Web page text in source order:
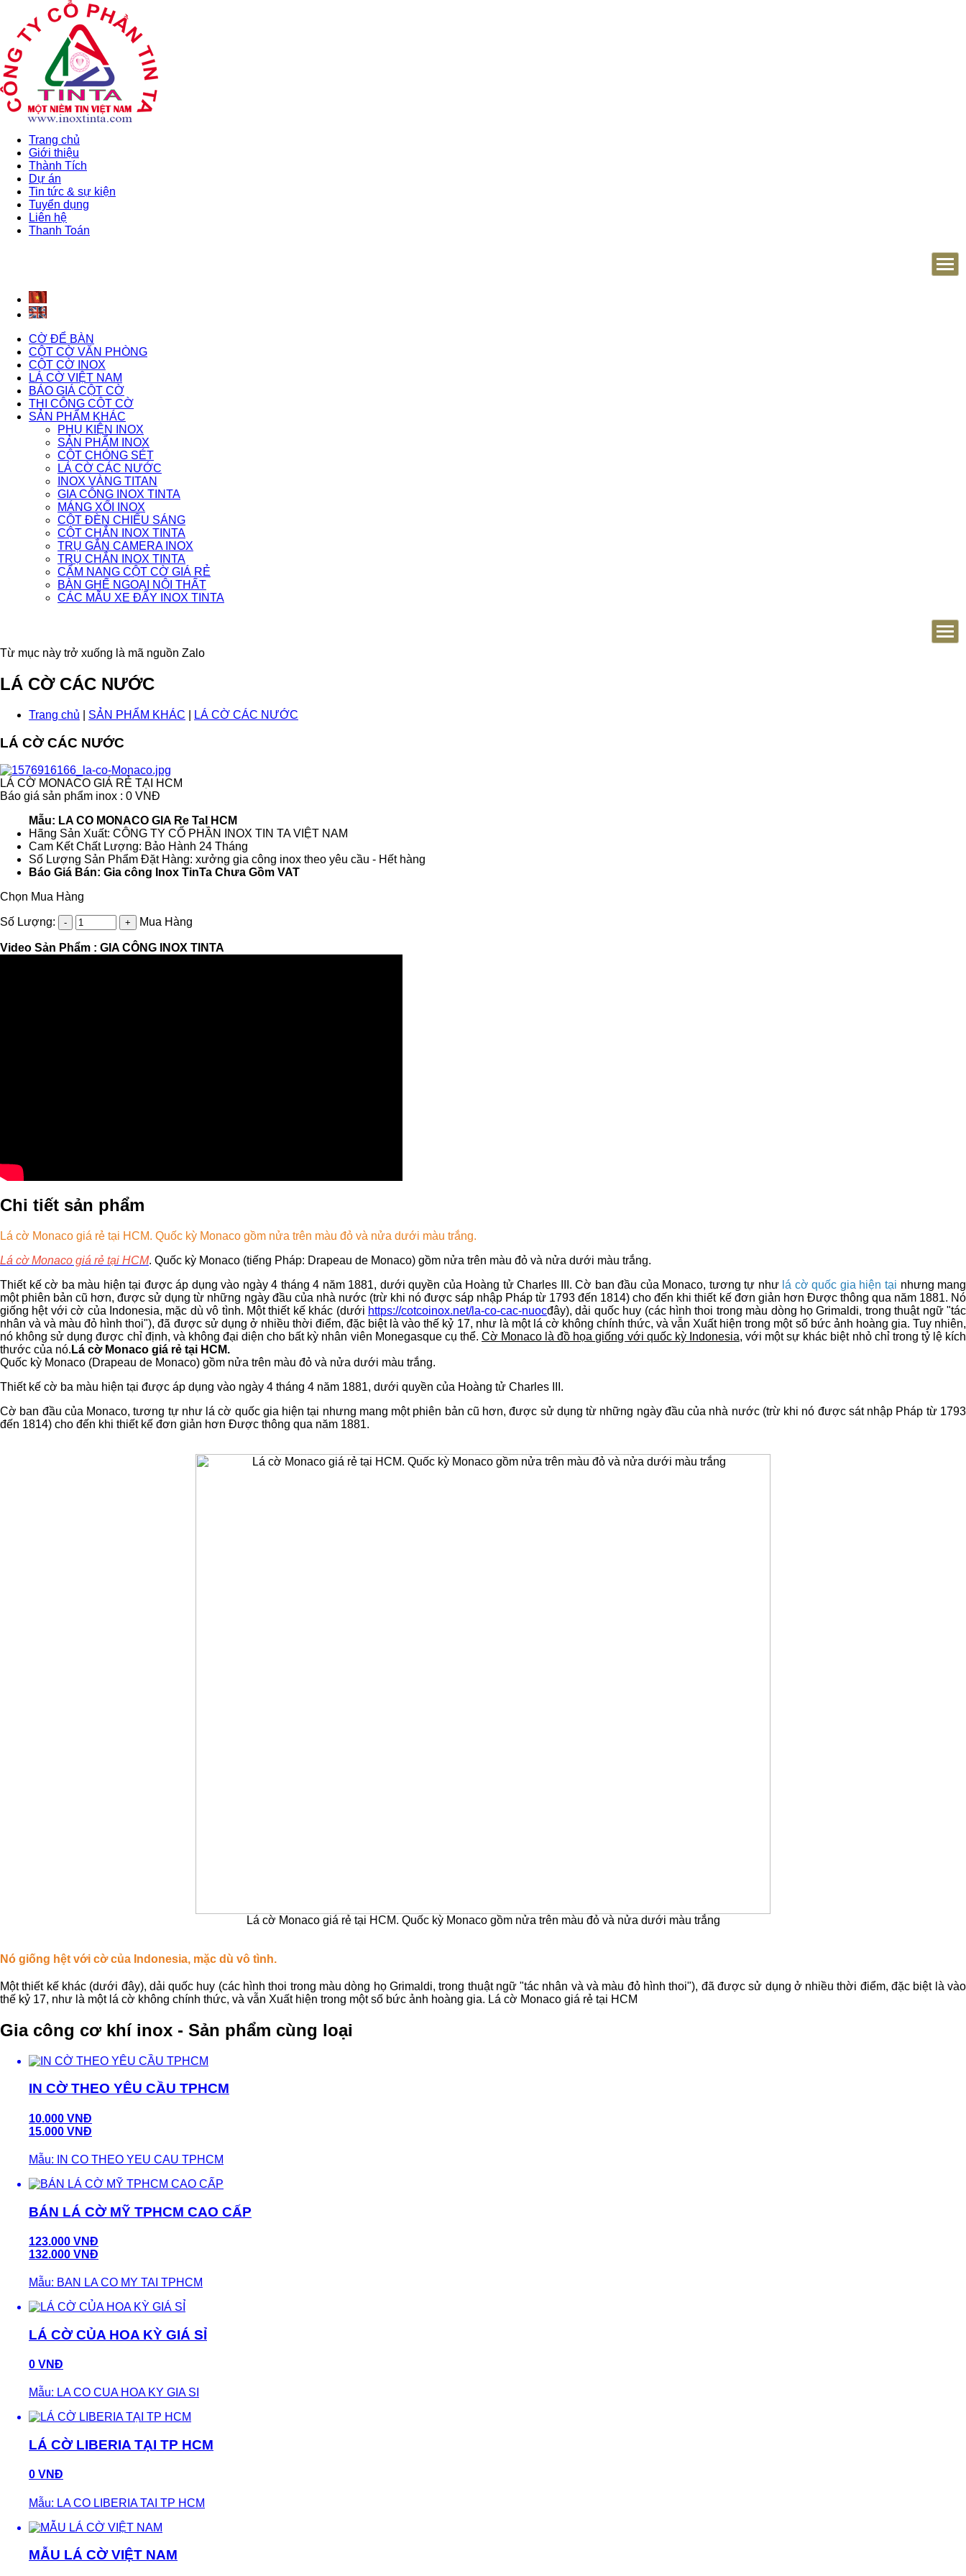
Trang chủ
Giới thiệu
Thành Tích
Dự án
Tin tức & sự kiện
Tuyển dụng
Liên hệ
Thanh Toán
CỜ ĐỂ BÀN
CỘT CỜ VĂN PHÒNG
CỘT CỜ INOX
LÁ CỜ VIỆT NAM
BÁO GIÁ CỘT CỜ
THI CÔNG CỘT CỜ
SẢN PHẨM KHÁC
PHỤ KIỆN INOX
SẢN PHẨM INOX
CỘT CHÓNG SÉT
LÁ CỜ CÁC NƯỚC
INOX VÀNG TITAN
GIA CÔNG INOX TINTA
MÁNG XỐI INOX
CỘT ĐÈN CHIẾU SÁNG
CỘT CHẮN INOX TINTA
TRỤ GẮN CAMERA INOX
TRỤ CHẮN INOX TINTA
CẨM NANG CỘT CỜ GIÁ RẺ
BÀN GHẾ NGOẠI NỘI THẤT
CÁC MẪU XE ĐẨY INOX TINTA
Từ mục này trở xuống là mã nguồn Zalo
LÁ CỜ CÁC NƯỚC
Trang chủ SẢN PHẨM KHÁC LÁ CỜ CÁC NƯỚC
LÁ CỜ CÁC NƯỚC
LÁ CỜ MONACO GIÁ RẺ TẠI HCM
Báo giá sản phẩm inox : 0 VNĐ
Mẫu: LA CO MONACO GIA Re TaI HCM
Hãng Sản Xuất: CÔNG TY CỔ PHẦN INOX TIN TA VIỆT NAM
Cam Kết Chất Lượng: Bảo Hành 24 Tháng
Số Lượng Sản Phẩm Đặt Hàng: xưởng gia công inox theo yêu cầu - Hết hàng
Báo Giá Bán: Gia công Inox TinTa Chưa Gồm VAT
Chọn Mua Hàng
Số Lượng: Mua Hàng
Video Sản Phẩm : GIA CÔNG INOX TINTA
Chi tiết sản phẩm
Lá cờ Monaco giá rẻ tại HCM. Quốc kỳ Monaco gồm nửa trên màu đỏ và nửa dưới màu trắng.
Lá cờ Monaco giá rẻ tại HCM. Quốc kỳ Monaco (tiếng Pháp: Drapeau de Monaco) gồm nửa trên màu đỏ và nửa dưới màu trắng.
Thiết kế cờ ba màu hiện tại được áp dụng vào ngày 4 tháng 4 năm 1881, dưới quyền của Hoàng tử Charles III. Cờ ban đầu của Monaco, tương tự như lá cờ quốc gia hiện tại nhưng mang
một phiên bản cũ hơn, được sử dụng từ những ngày đầu của nhà nước (trừ khi nó được sáp nhập Pháp từ 1793 đến 1814) cho đến khi thiết kế đơn giản hơn Được thông qua năm 1881. Nó
giống hệt với cờ của Indonesia, mặc dù vô tình. Một thiết kế khác (dưới https://cotcoinox.net/la-co-cac-nuocđây), dải quốc huy (các hình thoi trong màu dòng họ Grimaldi, trong thuật ngữ "tác
nhân và và màu đỏ hình thoi"), đã được sử dụng ở nhiều thời điểm, đặc biệt là vào thế kỷ 17, như là một lá cờ không chính thức, và vẫn Xuất hiện trong một số bức ảnh hoàng gia. Tuy nhiên,
nó không sử dụng được chỉ định, và không đại diện cho bất kỳ nhân viên Monegasque cụ thể. Cờ Monaco là đồ họa giống với quốc kỳ Indonesia, với một sự khác biệt nhỏ chỉ trong tỷ lệ kích
thước của nó. Lá cờ Monaco giá rẻ tại HCM.
Quốc kỳ Monaco (Drapeau de Monaco) gồm nửa trên màu đỏ và nửa dưới màu trắng.
Thiết kế cờ ba màu hiện tại được áp dụng vào ngày 4 tháng 4 năm 1881, dưới quyền của Hoàng tử Charles III.
Cờ ban đầu của Monaco, tương tự như lá cờ quốc gia hiện tại nhưng mang một phiên bản cũ hơn, được sử dụng từ những ngày đầu của nhà nước (trừ khi nó được sát nhập Pháp từ 1793
đến 1814) cho đến khi thiết kế đơn giản hơn Được thông qua năm 1881.
Lá cờ Monaco giá rẻ tại HCM. Quốc kỳ Monaco gồm nửa trên màu đỏ và nửa dưới màu trắng
Nó giống hệt với cờ của Indonesia, mặc dù vô tình.
Một thiết kế khác (dưới đây), dải quốc huy (các hình thoi trong màu dòng họ Grimaldi, trong thuật ngữ "tác nhân và và màu đỏ hình thoi"), đã được sử dụng ở nhiều thời điểm, đặc biệt là vào
thế kỷ 17, như là một lá cờ không chính thức, và vẫn Xuất hiện trong một số bức ảnh hoàng gia. Lá cờ Monaco giá rẻ tại HCM
Gia công cơ khí inox - Sản phẩm cùng loại
IN CỜ THEO YÊU CẦU TPHCM
10.000 VNĐ
15.000 VNĐ
Mẫu: IN CO THEO YEU CAU TPHCM
BÁN LÁ CỜ MỸ TPHCM CAO CẤP
123.000 VNĐ
132.000 VNĐ
Mẫu: BAN LA CO MY TAI TPHCM
LÁ CỜ CỦA HOA KỲ GIÁ SỈ
0 VNĐ
Mẫu: LA CO CUA HOA KY GIA SI
LÁ CỜ LIBERIA TẠI TP HCM
0 VNĐ
Mẫu: LA CO LIBERIA TAI TP HCM
MẪU LÁ CỜ VIỆT NAM